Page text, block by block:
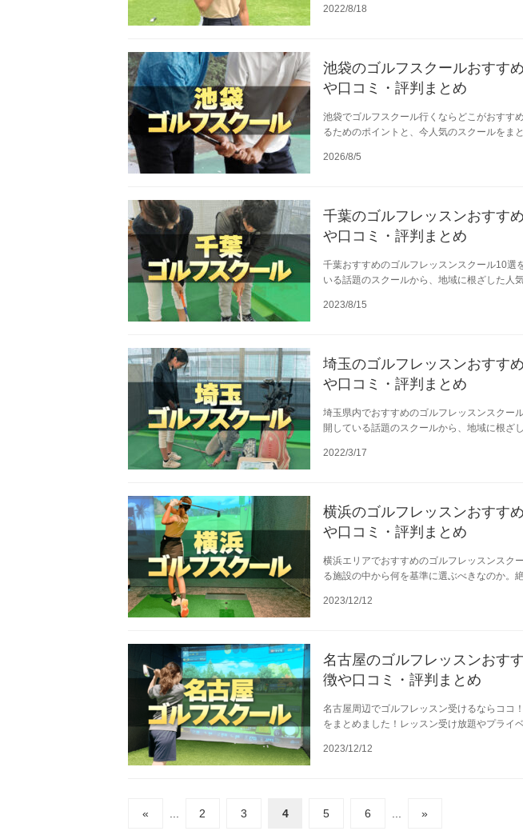
2022/8/18
池袋のゴルフスクールおすす
や口コミ・評判まとめ
池袋でゴルフスクール行くならどこがおすす
るためのポイントと、今人気のスクールをま
2026/8/5
千葉のゴルフレッスンおすす
や口コミ・評判まとめ
千葉おすすめのゴルフレッスンスクール10選
いる話題のスクールから、地域に根ざした人
2023/8/15
埼玉のゴルフレッスンおすす
や口コミ・評判まとめ
埼玉県内でおすすめのゴルフレッスンスクー
開している話題のスクールから、地域に根ざ
2022/3/17
横浜のゴルフレッスンおすす
や口コミ・評判まとめ
横浜エリアでおすすめのゴルフレッスンスク
る施設の中から何を基準に選ぶべきなのか。
2023/12/12
名古屋のゴルフレッスンおす
徴や口コミ・評判まとめ
名古屋周辺でゴルフレッスン受けるならココ
をまとめました！レッスン受け放題やプライ
2023/12/12
« 2 3 4 5 6 »